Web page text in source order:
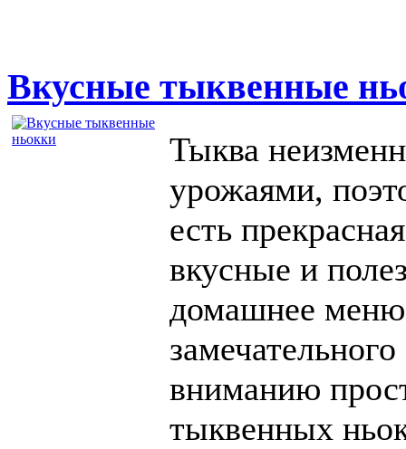
Вкусные тыквенные
Тыква
урожаями,
есть
вкусные и
домашнее меню
вниманию
тыквенных